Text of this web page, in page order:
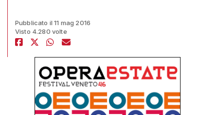
Pubblicato il 11 mag 2016
Visto 4.280 volte